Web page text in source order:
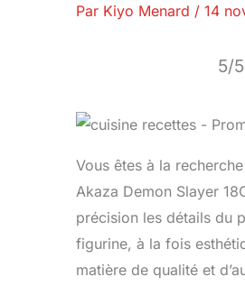
Par Kiyo Menard / 14
5/
Vous êtes à la
Akaza Demon Slayer
précision les détails du
figurine, à la fois
matière de qualité et